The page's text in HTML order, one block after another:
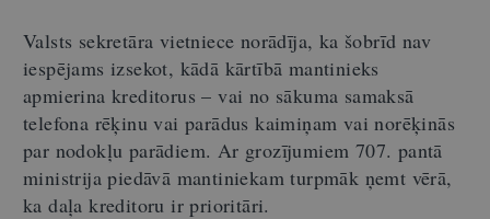
Valsts sekretāra vietniece norādīja, ka šobrīd nav
iespējams izsekot, kādā kārtībā mantinieks
apmierina kreditorus – vai no sākuma samaksā
telefona rēķinu vai parādus kaimiņam vai norēķinās
par nodokļu parādiem. Ar grozījumiem 707. pantā
ministrija piedāvā mantiniekam turpmāk ņemt vērā,
ka daļa kreditoru ir prioritāri.